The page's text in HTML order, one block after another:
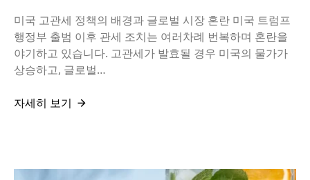
미국 고관세 정책의 배경과 글로벌 시장 혼란 미국 트럼프
행정부 출범 이후 관세 조치는 여러차례 번복하며 혼란을
야기하고 있습니다. 고관세가 발효될 경우 미국의 물가가
상승하고, 글로벌…
자세히 보기